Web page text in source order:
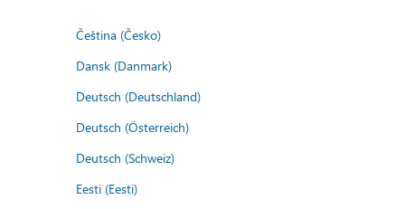
Čeština (Česko)
Dansk (Danmark)
Deutsch (Deutschland)
Deutsch (Österreich)
Deutsch (Schweiz)
Eesti (Eesti)